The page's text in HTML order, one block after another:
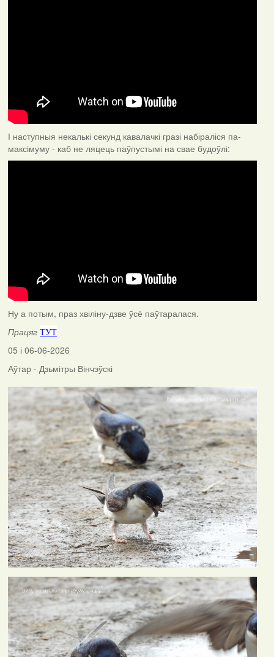
І наступныя некалькі секунд кавалачкі гразі набіраліся па-
максімуму - каб не ляцець паўпустымі на свае будоўлі:
Ну а потым, праз хвіліну-дзве ўсё паўтаралася.
Працяг ТУТ
05 і 06-06-2026
Аўтар - Дзьмітры Вінчэўскі